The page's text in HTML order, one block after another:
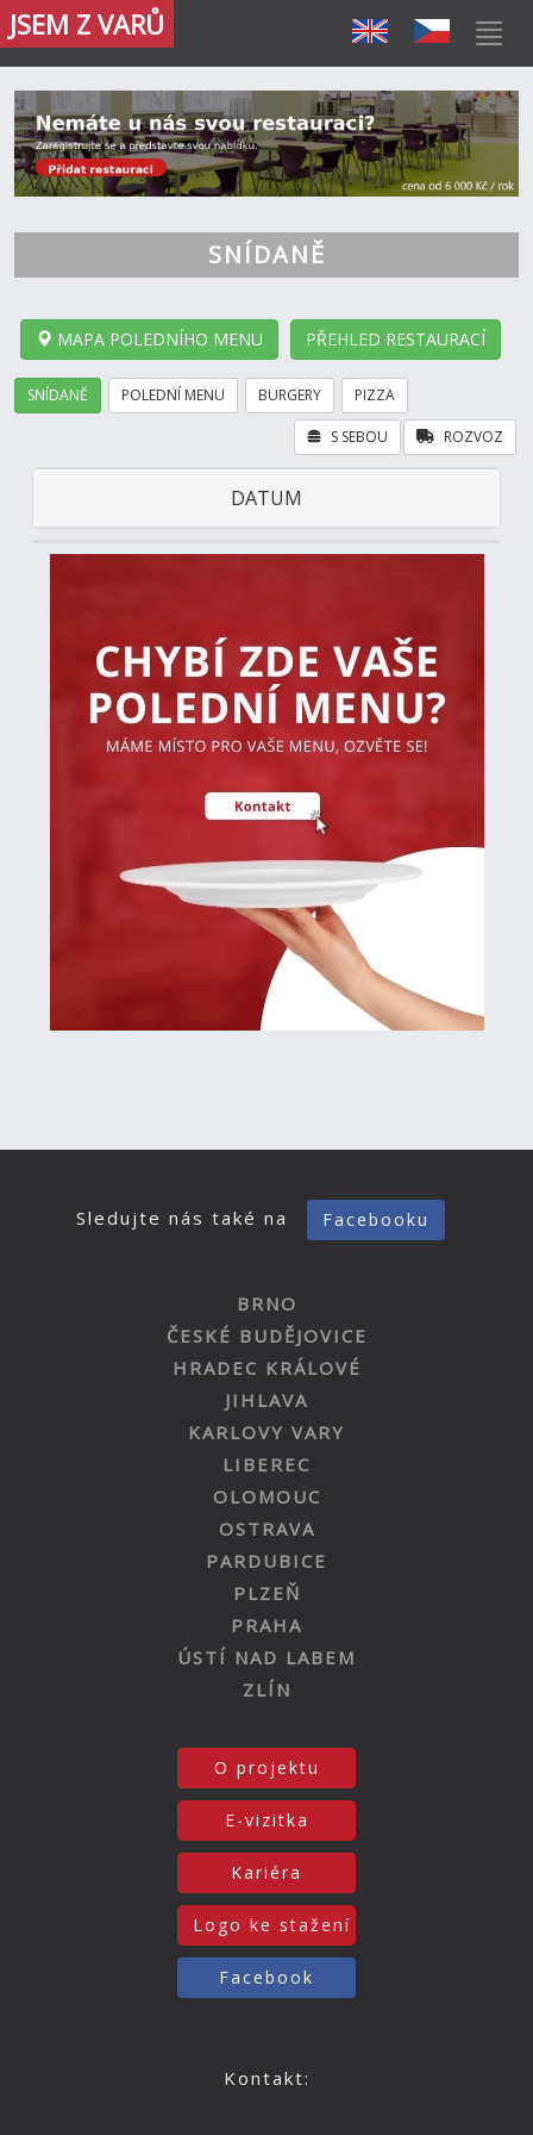
JSEM Z VARŮ
SNÍDANĚ
MAPA POLEDNÍHO MENU PŘEHLED RESTAURACÍ
SNÍDANĚ POLEDNÍ MENU BURGERY PIZZA
ROZVOZ
S SEBOU
DATUM
Sledujte nás také na Facebooku
BRNO
ČESKÉ BUDĚJOVICE
HRADEC KRÁLOVÉ
JIHLAVA
KARLOVY VARY
LIBEREC
OLOMOUC
OSTRAVA
PARDUBICE
PLZEŇ
PRAHA
ÚSTÍ NAD LABEM
ZLÍN
O projektu
E-vizitka
Kariéra
Logo ke stažení
Facebook
Kontakt: